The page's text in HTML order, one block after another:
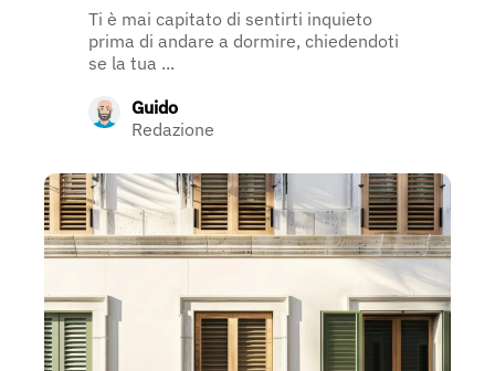
Ti è mai capitato di sentirti inquieto
prima di andare a dormire, chiedendoti
se la tua ...
Guido
Redazione